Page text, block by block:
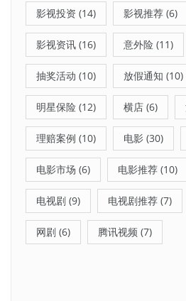
影视投资 (14) 影视推荐 (6)
影视资讯 (16) 意外险 (11)
抽奖活动 (10) 放假通知 (10)
明星保险 (12) 横店 (6)
理赔案例 (10) 电影 (30)
电影市场 (6) 电影推荐 (10)
电视剧 (9) 电视剧推荐 (7)
网剧 (6) 腾讯视频 (7)